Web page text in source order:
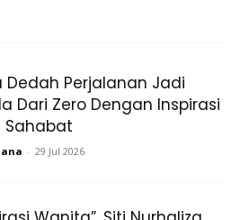
Ads
Dedah Perjalanan Jadi
Dari Zero Dengan Inspirasi
Sahabat
- 29 Jul 2026